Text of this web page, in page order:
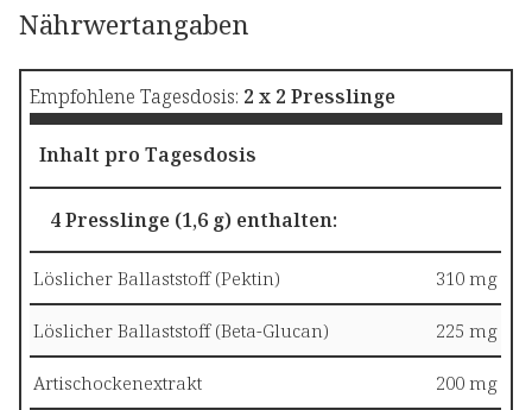
Nährwertangaben
Empfohlene Tagesdosis: 2 x 2 Presslinge
Inhalt pro Tagesdosis
4 Presslinge (1,6 g) enthalten:
Löslicher Ballaststoff (Pektin) 310 mg
Löslicher Ballaststoff (Beta-Glucan) 225 mg
Artischockenextrakt 200 mg